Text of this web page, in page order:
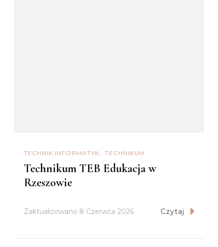
TECHNIK INFORMATYK TECHNIKUM
Technikum TEB Edukacja w
Rzeszowie
Zaktualizowano 8 Czerwca 2026 Czytaj